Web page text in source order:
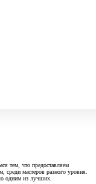
тем, что предоставляем
среди мастеров разного уровня.
одним из лучших.